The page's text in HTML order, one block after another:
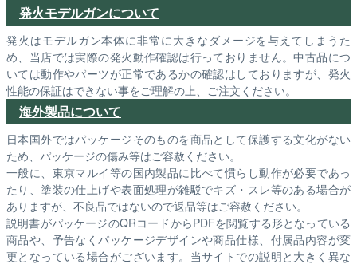
発火モデルガンについて
発火はモデルガン本体に非常に大きなダメージを与えてしまうた
め、当店では実際の発火動作確認は行っておりません。中古品につ
いては動作やパーツが正常であるかの確認はしておりますが、発火
性能の保証はできない事をご理解の上、ご注文ください。
海外製品について
日本国外ではパッケージそのものを商品として保護する文化がない
ため、パッケージの傷み等はご容赦ください。
一般に、東京マルイ等の国内製品に比べて慣らし動作が必要であっ
たり、塗装の仕上げや表面処理が雑駁でキズ・スレ等のある場合が
ありますが、不良品ではないので返品等はご容赦ください。
説明書がパッケージのQRコードからPDFを閲覧する形となっている
商品や、予告なくパッケージデザインや商品仕様、付属品内容が変
更となっている場合がございます。当サイトでの説明と大きく異な